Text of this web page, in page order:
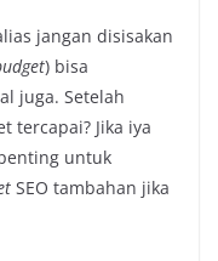
jangan disisakan
) bisa
juga. Setelah
tercapai? Jika iya
untuk
SEO tambahan jika